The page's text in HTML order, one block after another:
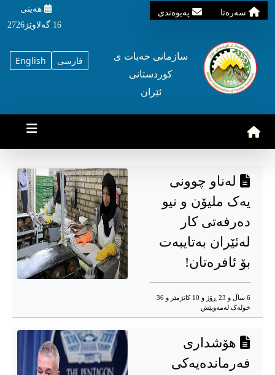
سه‌ره‌تا په‌یوه‌ندی
هه‌ینی
16 گه‌لاوێژ2726
English فارسی
سازمانی خه‌بات ی
کوردستانی
ئێران
لەناو چوونی
یەک ملیۆن و نیو
دەرفەتی کار
لەئێران بەتایبەت
بۆ ئافرەتان!
6 ساڵ و 23 ڕۆژ و 10 کاتژمێر و 36
خوله‌ک له‌مه‌وپێش‌
هۆشداری
فەرماندەیەکی